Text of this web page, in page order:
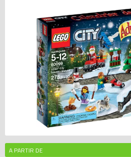
ASSOCIATIONS
EXPOSITIONS
LEGO LES PLUS
DERNIERS LEGO
A PARTIR DE